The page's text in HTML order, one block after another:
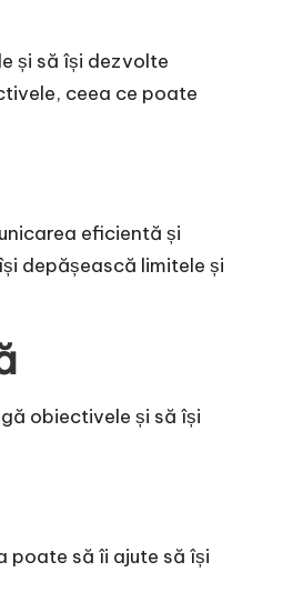
și să își dezvolte
ceea ce poate
eficientă și
depășească limitele și
obiectivele și să își
poate să îi ajute să își